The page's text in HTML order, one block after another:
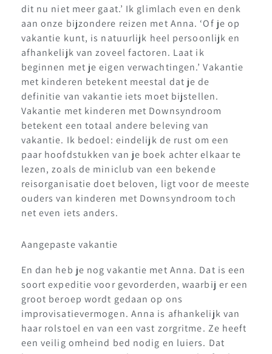
dit nu niet meer gaat.’ Ik glimlach even en denk
aan onze bijzondere reizen met Anna. ‘Of je op
vakantie kunt, is natuurlijk heel persoonlijk en
afhankelijk van zoveel factoren. Laat ik
beginnen met je eigen verwachtingen.’ Vakantie
met kinderen betekent meestal dat je de
definitie van vakantie iets moet bijstellen.
Vakantie met kinderen met Downsyndroom
betekent een totaal andere beleving van
vakantie. Ik bedoel: eindelijk de rust om een
paar hoofdstukken van je boek achter elkaar te
lezen, zoals de miniclub van een bekende
reisorganisatie doet beloven, ligt voor de meeste
ouders van kinderen met Downsyndroom toch
net even iets anders.
Aangepaste vakantie
En dan heb je nog vakantie met Anna. Dat is een
soort expeditie voor gevorderden, waarbij er een
groot beroep wordt gedaan op ons
improvisatievermogen. Anna is afhankelijk van
haar rolstoel en van een vast zorgritme. Ze heeft
een veilig omheind bed nodig en luiers. Dat